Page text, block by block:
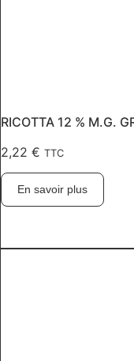
RICOTTA 12 % M.G.
2,22 € TTC
En savoir plus